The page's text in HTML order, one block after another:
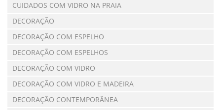
CUIDADOS COM VIDRO NA PRAIA
DECORAÇÃO
DECORAÇÃO COM ESPELHO
DECORAÇÃO COM ESPELHOS
DECORAÇÃO COM VIDRO
DECORAÇÃO COM VIDRO E MADEIRA
DECORAÇÃO CONTEMPORÂNEA